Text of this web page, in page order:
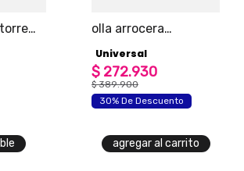
olla arrocera
Universal
$ 272.930
$ 389.900
30% De Descuento
agregar al carrito